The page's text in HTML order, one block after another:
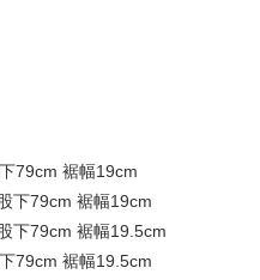
79cm 裾幅19cm
下79cm 裾幅19cm
下79cm 裾幅19.5cm
79cm 裾幅19.5cm